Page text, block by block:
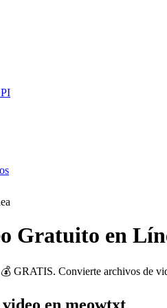
Gratuito en
Convierte archivos de
en meowtxt